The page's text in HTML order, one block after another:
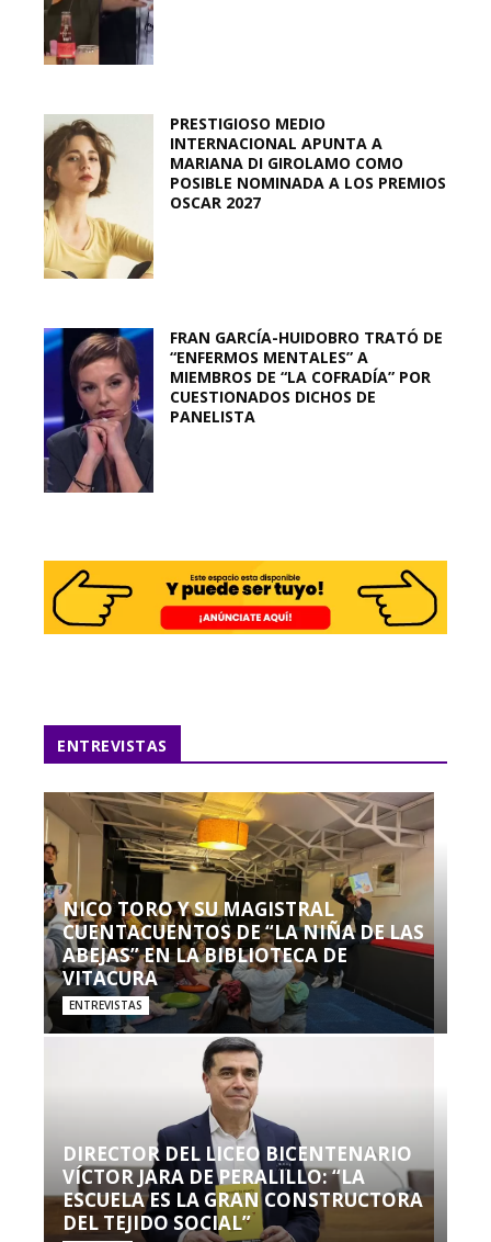
PRESTIGIOSO MEDIO
INTERNACIONAL APUNTA A
MARIANA DI GIROLAMO COMO
POSIBLE NOMINADA A LOS PREMIOS
OSCAR 2027
FRAN GARCÍA-HUIDOBRO TRATÓ DE
“ENFERMOS MENTALES” A
MIEMBROS DE “LA COFRADÍA” POR
CUESTIONADOS DICHOS DE
PANELISTA
ENTREVISTAS
NICO TORO Y SU MAGISTRAL
CUENTACUENTOS DE “LA NIÑA DE LAS
ABEJAS” EN LA BIBLIOTECA DE
VITACURA
ENTREVISTAS
DIRECTOR DEL LICEO BICENTENARIO
VÍCTOR JARA DE PERALILLO: “LA
ESCUELA ES LA GRAN CONSTRUCTORA
DEL TEJIDO SOCIAL”